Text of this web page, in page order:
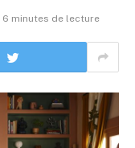
6 minutes de lecture